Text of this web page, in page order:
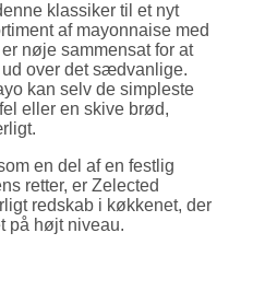
klassiker til et nyt
af mayon­naise med
nøje sammensat for at
over det sædvanlige.
kan selv de simpleste
eller en skive brød,
en del af en festlig
retter, er Zelected
redskab i køkkenet, der
på højt niveau.